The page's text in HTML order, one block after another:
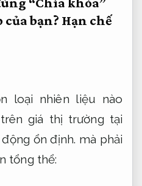
bạn? Hạn chế
loại nhiên liệu nào
giá thị trường tại
ổn định. mà phải
tổng thể: